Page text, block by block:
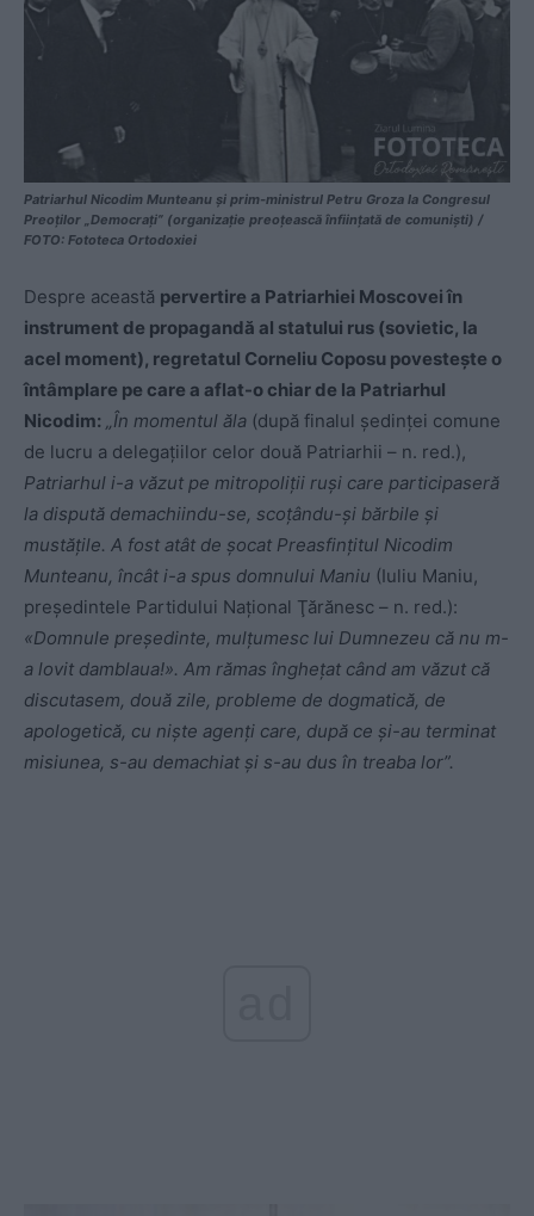
Patriarhul Nicodim Munteanu și prim-ministrul Petru Groza la Congresul
Preoților „Democrați” (organizație preoțească înființată de comuniști) /
FOTO: Fototeca Ortodoxiei
Despre această pervertire a Patriarhiei Moscovei în
instrument de propagandă al statului rus (sovietic, la
acel moment), regretatul Corneliu Coposu povestește o
întâmplare pe care a aflat-o chiar de la Patriarhul
Nicodim: „În momentul ăla (după finalul ședinței comune
de lucru a delegațiilor celor două Patriarhii – n. red.),
Patriarhul i-a văzut pe mitropoliţii ruși care participaseră
la dispută demachiindu-se, scoţându-şi bărbile şi
mustăţile. A fost atât de şocat Preasfinţitul Nicodim
Munteanu, încât i-a spus domnului Maniu (Iuliu Maniu,
preşedintele Partidului Naţional Ţărănesc – n. red.):
«Domnule preşedinte, mulţumesc lui Dumnezeu că nu m-
a lovit damblaua!». Am rămas îngheţat când am văzut că
discutasem, două zile, probleme de dogmatică, de
apologetică, cu nişte agenţi care, după ce şi-au terminat
misiunea, s-au demachiat şi s-au dus în treaba lor”.